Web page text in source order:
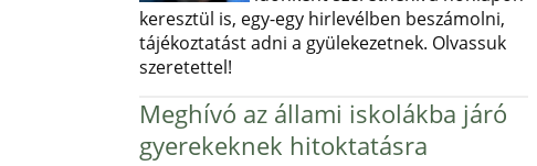
keresztül is, egy-egy hirlevélben beszámolni,
tájékoztatást adni a gyülekezetnek. Olvassuk
szeretettel!
Meghívó az állami iskolákba járó
gyerekeknek hitoktatásra